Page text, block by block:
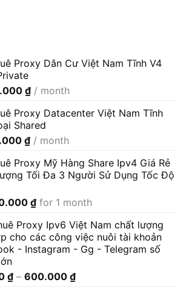
Proxy Dân Cư Việt Nam Tĩnh V4
₫ / month
Proxy Datacenter Việt Nam Tĩnh
Shared
₫ / month
Proxy Mỹ Hàng Share Ipv4 Giá Rẻ
Tối Đa 3 Người Sử Dụng Tốc Độ
₫ for 1 month
Proxy Ipv6 Việt Nam chất lượng
cho các công việc nuôi tài khoản
- Instagram - Gg - Telegram số
₫ – 600.000 ₫Khoảng